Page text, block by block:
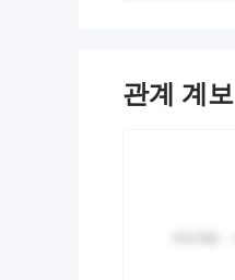
관계 계보